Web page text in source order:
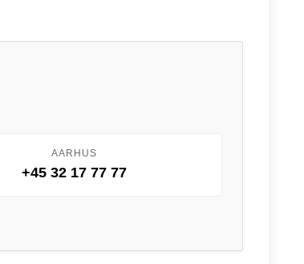
AARHUS
+45 32 17 77 77